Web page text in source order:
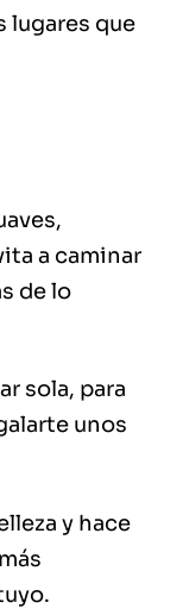
lugares que
a caminar
de lo
sola, para
unos
y hace